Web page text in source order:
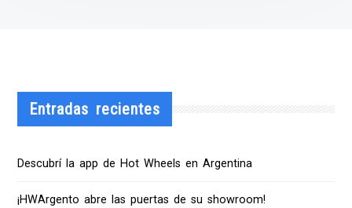
Entradas recientes
Descubrí la app de Hot Wheels en Argentina
¡HWArgento abre las puertas de su showroom!